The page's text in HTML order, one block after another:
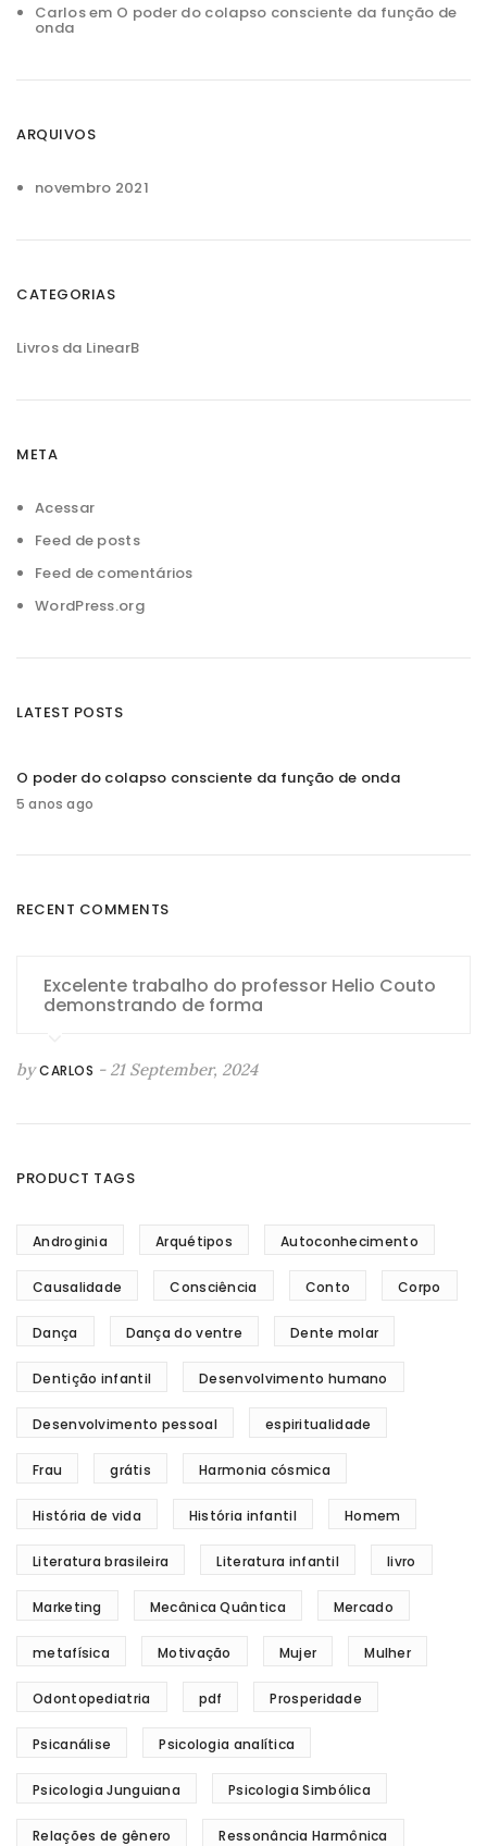
Carlosem O poder do colapso consciente da função de
onda
ARQUIVOS
novembro 2021
CATEGORIAS
Livros da LinearB
META
Acessar
Feed de posts
Feed de comentários
WordPress.org
LATEST POSTS
O poder do colapso consciente da função de onda
5 anos ago
RECENT COMMENTS
Excelente trabalho do professor Helio Couto
demonstrando de forma
byCARLOS - 21 September, 2024
PRODUCT TAGS
Androginia Arquétipos Autoconhecimento
Causalidade Consciência Conto Corpo
Dança Dança do ventre Dente molar
Dentição infantil Desenvolvimento humano
Desenvolvimento pessoal espiritualidade
Frau grátis Harmonia cósmica
História de vida História infantil Homem
Literatura brasileira Literatura infantil livro
Marketing Mecânica Quântica Mercado
metafísica Motivação Mujer Mulher
Odontopediatria pdf Prosperidade
Psicanálise Psicologia analítica
Psicologia Junguiana Psicologia Simbólica
Relações de gênero Ressonância Harmônica